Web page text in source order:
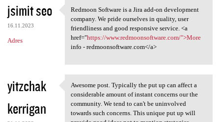
jsimit seo
16.11.2023
Adres
Redmoon Software is a Jira
Redmoon Software is a Jira add-on development
company. We pride ourselves in quality, user
friendliness and good responsive service. <a
href="https://www.redmoonsoftware.com/">More
info - redmoonsoftware.com</a>
yitzchak
kerrigan
Awesome post. Typically the
Awesome post. Typically the put up can affect a
considerable amount of instant concerns our the
community. We tend to can't be uninvolved
towards such concerns. This unique put up will